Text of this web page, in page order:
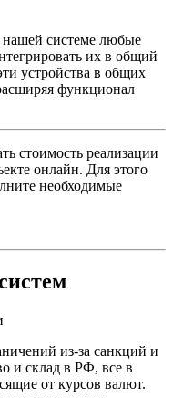
системе любые
их в общий
устройства в общих
функционал
стоимость реализации
онлайн. Для этого
необходимые
из-за санкций и
и склад в РФ, все в
от курсов валют.